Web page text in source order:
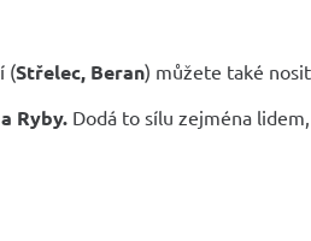
(Střelec, Beran) můžete také
Ryby. Dodá to sílu zejména